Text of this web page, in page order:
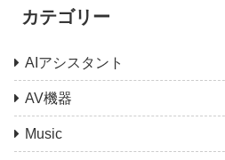
カテゴリー
AIアシスタント
AV機器
Music